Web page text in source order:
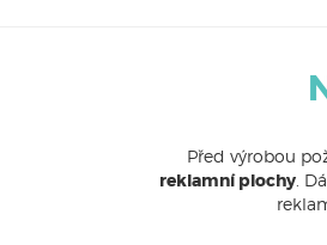
Před výrobou
reklamní plochy.